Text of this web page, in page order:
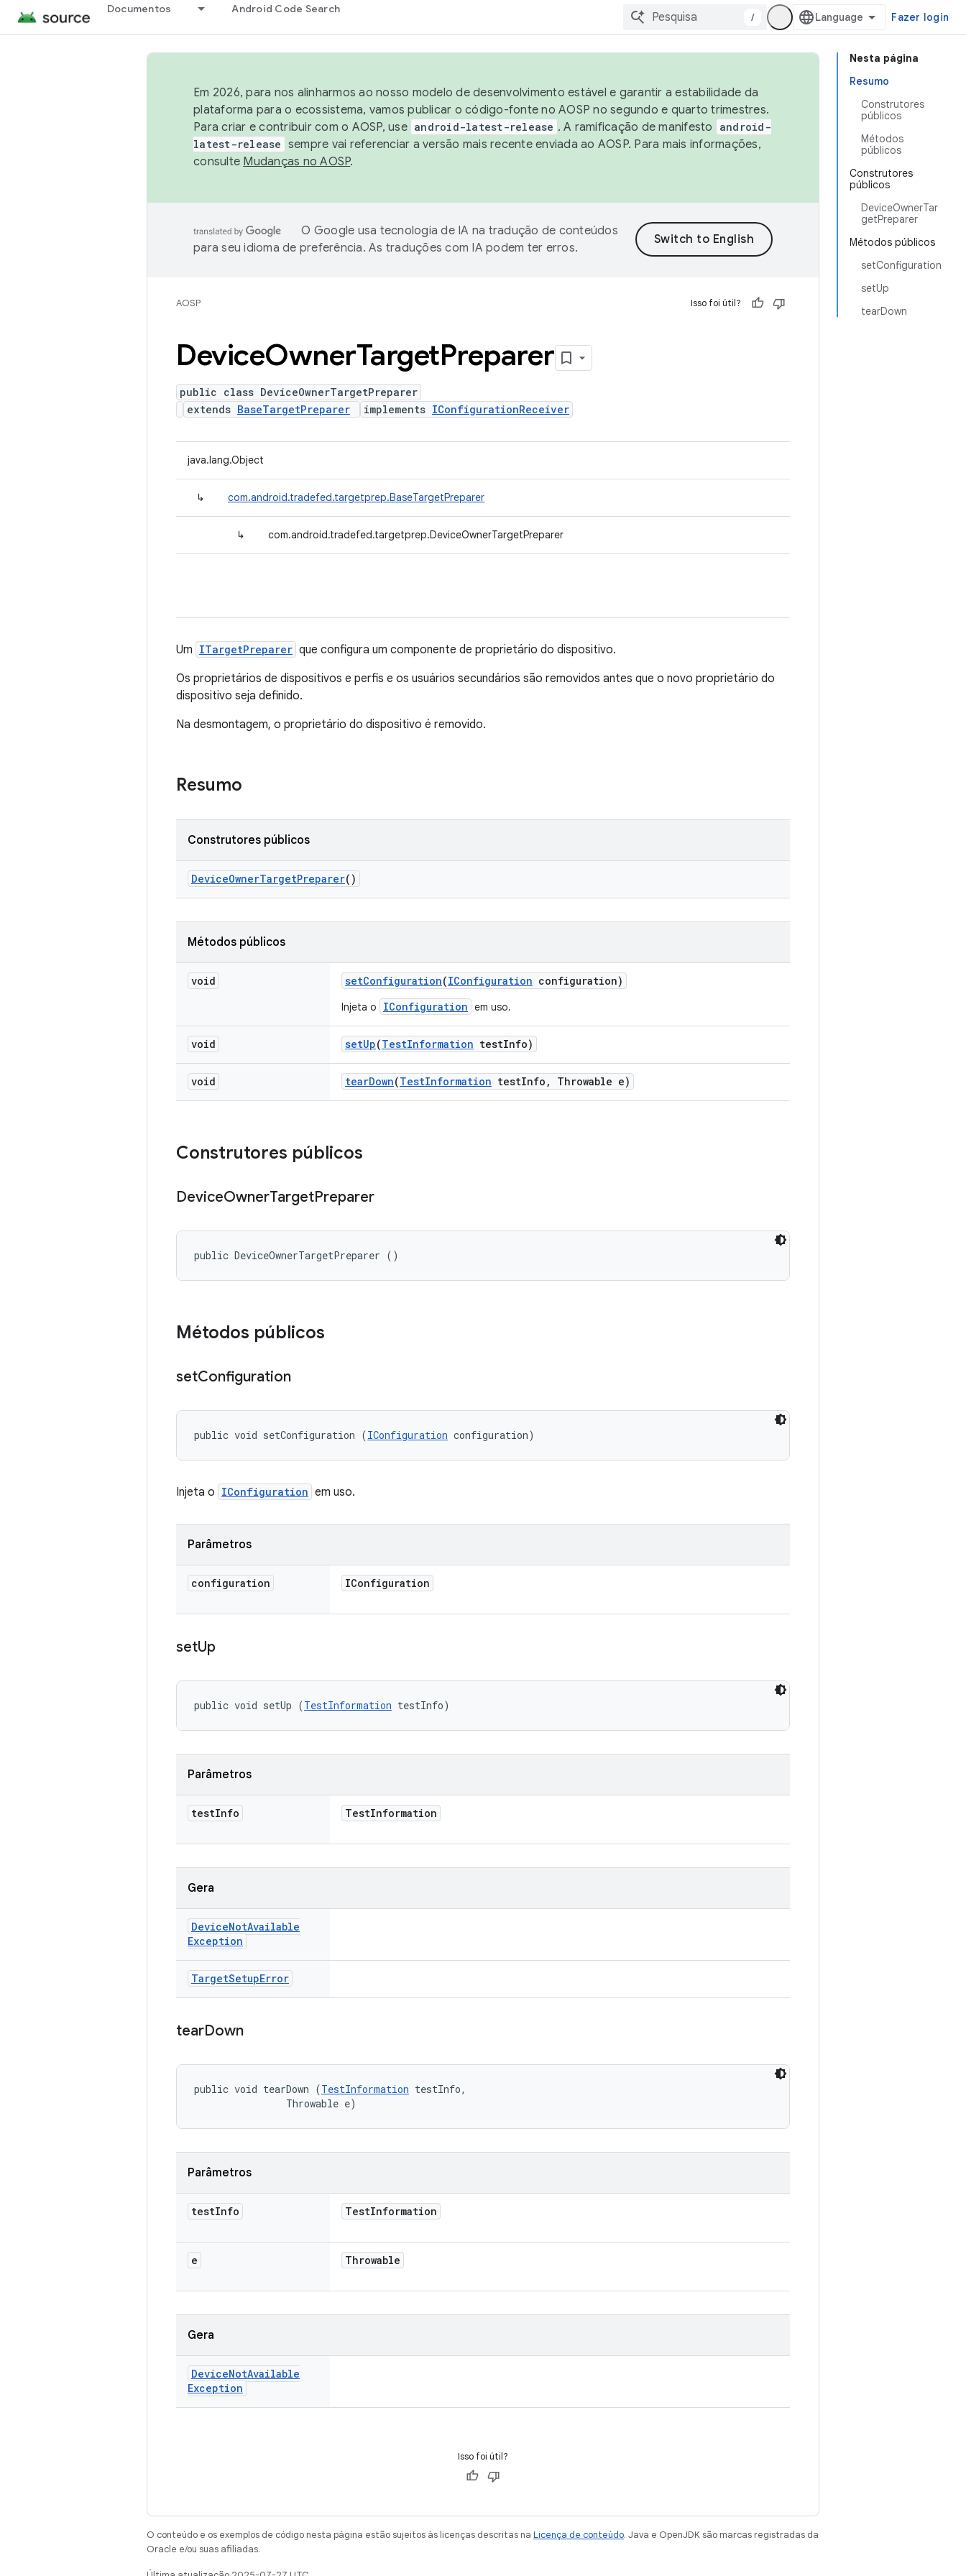
Documentos Android Code Search
/ Fazer login
Nesta página
Resumo
Construtores
públicos
Métodos
públicos
Construtores
públicos
DeviceOwnerTar
getPreparer
Métodos públicos
setConfiguration
setUp
tearDown
Em 2026, para nos alinharmos ao nosso modelo de desenvolvimento estável e garantir a estabilidade da
plataforma para o ecossistema, vamos publicar o código-fonte no AOSP no segundo e quarto trimestres.
Para criar e contribuir com o AOSP, use android-latest-release . A ramificação de manifesto
android-
latest-release sempre vai referenciar a versão mais recente enviada ao AOSP. Para mais informações,
consulte Mudanças no AOSP.
O Google usa tecnologia de IA na tradução de conteúdos
para seu idioma de preferência. As traduções com IA podem ter erros.
AOSP Isso foi útil?
DeviceOwnerTargetPreparer
public class DeviceOwnerTargetPreparer
extends BaseTargetPreparer implements IConfigurationReceiver
java.lang.Object
↳ com.android.tradefed.targetprep.BaseTargetPreparer
↳ com.android.tradefed.targetprep.DeviceOwnerTargetPreparer
Um ITargetPreparer que configura um componente de proprietário do dispositivo.
Os proprietários de dispositivos e perfis e os usuários secundários são removidos antes que o novo proprietário do
dispositivo seja definido.
Na desmontagem, o proprietário do dispositivo é removido.
Resumo
Construtores públicos
DeviceOwnerTargetPreparer()
Métodos públicos
void setConfiguration(IConfiguration configuration)
Injeta o IConfiguration em uso.
void setUp(TestInformation testInfo)
void tearDown(TestInformation testInfo , Throwable e)
Construtores públicos
DeviceOwnerTargetPreparer
public DeviceOwnerTargetPreparer ()
Métodos públicos
setConfiguration
public void setConfiguration (IConfiguration configuration)
Injeta o IConfiguration em uso.
Parâmetros
configuration IConfiguration
setUp
public void setUp (TestInformation testInfo)
Parâmetros
testInfo TestInformation
Gera
DeviceNotAvailable
Exception
TargetSetupError
tearDown
public void tearDown (TestInformation testInfo,
                Throwable e)
Parâmetros
testInfo TestInformation
e Throwable
Gera
DeviceNotAvailable
Exception
Isso foi útil?
O conteúdo e os exemplos de código nesta página estão sujeitos às licenças descritas na Licença de conteúdo. Java e OpenJDK são marcas registradas da
Oracle e/ou suas afiliadas.